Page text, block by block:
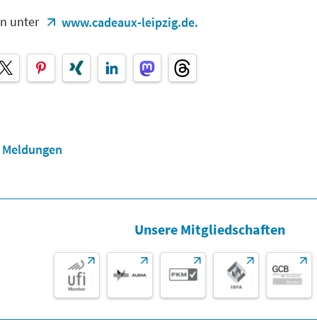
unter
www.cadeaux-leipzig.de.
Unsere Mitgliedschaften